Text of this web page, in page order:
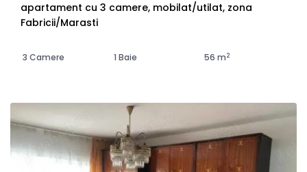
apartament cu 3 camere, mobilat/utilat, zona
Fabricii/Marasti
3 Camere 1 Baie 56 m2